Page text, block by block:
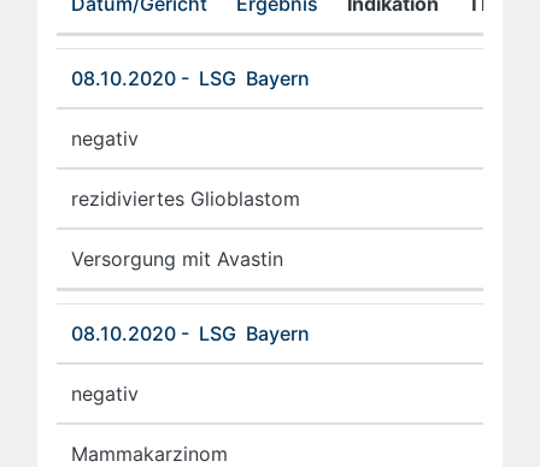
08.10.2020 - LSG Bayern
negativ
rezidiviertes Glioblastom
Versorgung mit Avastin
08.10.2020 - LSG Bayern
negativ
Mammakarzinom